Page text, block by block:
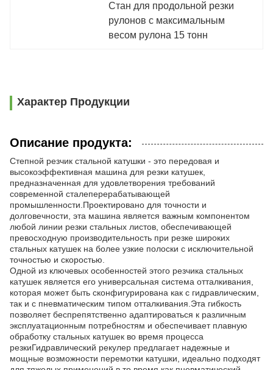
Стан для продольной резки
рулонов с максимальным
весом рулона 15 тонн
Характер Продукции
Описание продукта:
Степной резчик стальной катушки - это передовая и
высокоэффективная машина для резки катушек,
предназначенная для удовлетворения требований
современной сталеперерабатывающей
промышленности.Проектировано для точности и
долговечности, эта машина является важным компонентом
любой линии резки стальных листов, обеспечивающей
превосходную производительность при резке широких
стальных катушек на более узкие полоски с исключительной
точностью и скоростью.
Одной из ключевых особенностей этого резчика стальных
катушек является его универсальная система отталкивания,
которая может быть сконфигурирована как с гидравлическим,
так и с пневматическим типом отталкивания.Эта гибкость
позволяет беспрепятственно адаптироваться к различным
эксплуатационным потребностям и обеспечивает плавную
обработку стальных катушек во время процесса
резкиГидравлический рекулер предлагает надежные и
мощные возможности перемотки катушки, идеально подходят